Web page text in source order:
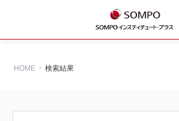
HOME 検索結果